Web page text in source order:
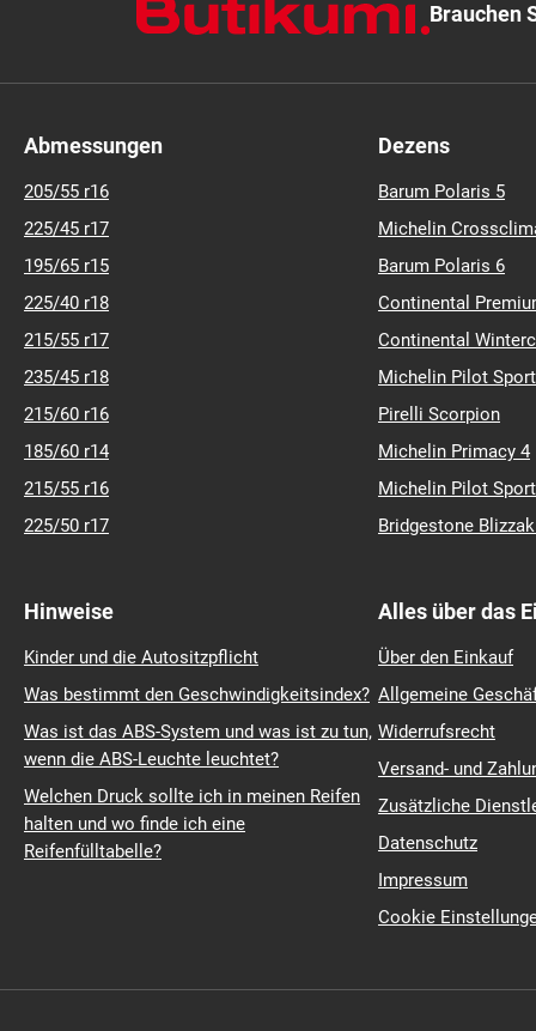
Brauchen
Abmessungen
205/55 r16
225/45 r17
195/65 r15
225/40 r18
215/55 r17
235/45 r18
215/60 r16
185/60 r14
215/55 r16
225/50 r17
Dezens
Barum Polaris 5
Michelin
Barum Polaris 6
Continental
Continental
Michelin Pilot
Pirelli Scorpion
Michelin Primacy 4
Michelin Pilot
Bridgestone
Hinweise
Kinder und die Autositzpflicht
Was bestimmt den Geschwindigkeitsindex?
Was ist das ABS-System und was ist zu tun,
wenn die ABS-Leuchte leuchtet?
Welchen Druck sollte ich in meinen Reifen
halten und wo finde ich eine
Reifenfülltabelle?
Alles über das
Über den Einkauf
Allgemeine
Widerrufsrecht
Versand- und
Zusätzliche
Datenschutz
Impressum
Cookie